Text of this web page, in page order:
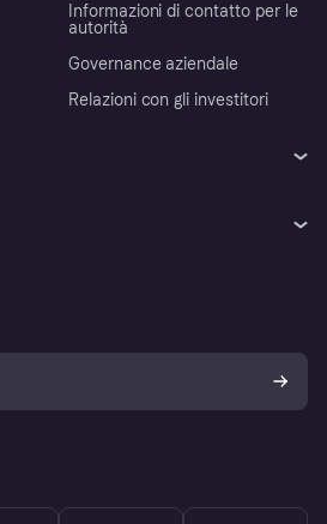
Informazioni di contatto per le
autorità
Governance aziendale
Relazioni con gli investitori